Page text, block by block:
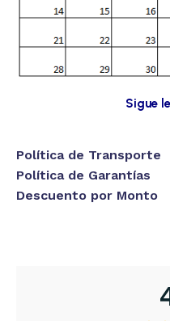
Sigue
Política de Transporte
Política de Garantías
Descuento por Monto